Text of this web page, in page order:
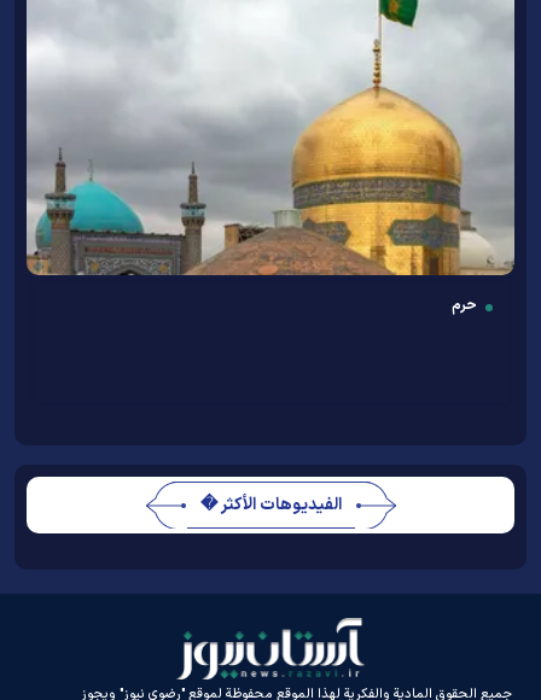
حرم
الفيديوهات الأكثر �
جميع الحقوق المادية والفكرية لهذا الموقع محفوظة لموقع "رضوي نيوز" ويجوز